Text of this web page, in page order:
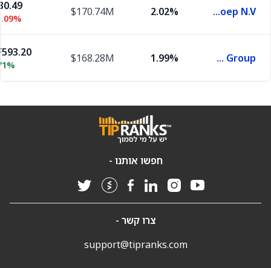
Ing Groep N.V.
2.02%
$170.74M
Zurich Insurance Group
1.99%
$168.28M
חפשו אותנו -
צרו קשר -
support@tipranks.com